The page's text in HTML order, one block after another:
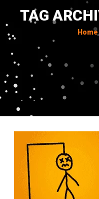
TAG
Home